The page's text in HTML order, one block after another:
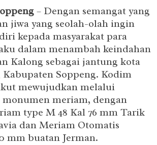
– Dengan semangat yang
jiwa yang seolah-olah ingin
kepada masyarakat para
dalam menambah keindahan
Kalong sebagai jantung kota
Kabupaten Soppeng. Kodim
mewujudkan melalui
meriam, dengan
type M 48 Kal 76 mm Tarik
dan Meriam Otomatis
mm buatan Jerman.